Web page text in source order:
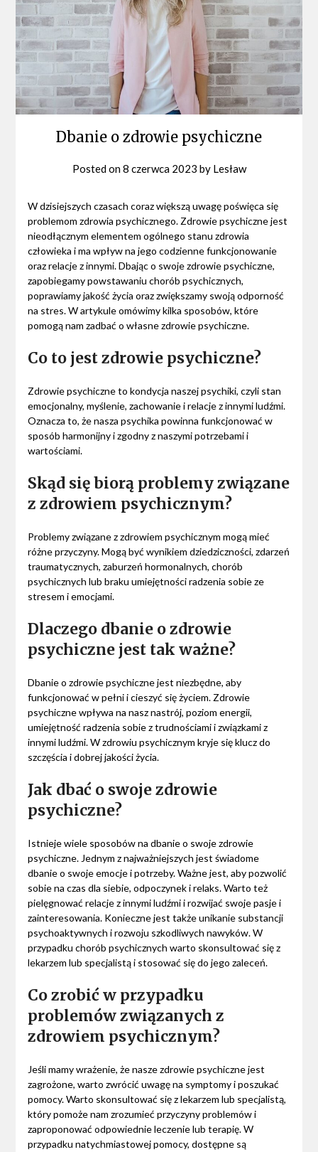
Dbanie o zdrowie psychiczne
Posted on8 czerwca 2023 by Lesław
W dzisiejszych czasach coraz większą uwagę poświęca się
problemom zdrowia psychicznego. Zdrowie psychiczne jest
nieodłącznym elementem ogólnego stanu zdrowia
człowieka i ma wpływ na jego codzienne funkcjonowanie
oraz relacje z innymi. Dbając o swoje zdrowie psychiczne,
zapobiegamy powstawaniu chorób psychicznych,
poprawiamy jakość życia oraz zwiększamy swoją odporność
na stres. W artykule omówimy kilka sposobów, które
pomogą nam zadbać o własne zdrowie psychiczne.
Co to jest zdrowie psychiczne?
Zdrowie psychiczne to kondycja naszej psychiki, czyli stan
emocjonalny, myślenie, zachowanie i relacje z innymi ludźmi.
Oznacza to, że nasza psychika powinna funkcjonować w
sposób harmonijny i zgodny z naszymi potrzebami i
wartościami.
Skąd się biorą problemy związane
z zdrowiem psychicznym?
Problemy związane z zdrowiem psychicznym mogą mieć
różne przyczyny. Mogą być wynikiem dziedziczności, zdarzeń
traumatycznych, zaburzeń hormonalnych, chorób
psychicznych lub braku umiejętności radzenia sobie ze
stresem i emocjami.
Dlaczego dbanie o zdrowie
psychiczne jest tak ważne?
Dbanie o zdrowie psychiczne jest niezbędne, aby
funkcjonować w pełni i cieszyć się życiem. Zdrowie
psychiczne wpływa na nasz nastrój, poziom energii,
umiejętność radzenia sobie z trudnościami i związkami z
innymi ludźmi. W zdrowiu psychicznym kryje się klucz do
szczęścia i dobrej jakości życia.
Jak dbać o swoje zdrowie
psychiczne?
Istnieje wiele sposobów na dbanie o swoje zdrowie
psychiczne. Jednym z najważniejszych jest świadome
dbanie o swoje emocje i potrzeby. Ważne jest, aby pozwolić
sobie na czas dla siebie, odpoczynek i relaks. Warto też
pielęgnować relacje z innymi ludźmi i rozwijać swoje pasje i
zainteresowania. Konieczne jest także unikanie substancji
psychoaktywnych i rozwoju szkodliwych nawyków. W
przypadku chorób psychicznych warto skonsultować się z
lekarzem lub specjalistą i stosować się do jego zaleceń.
Co zrobić w przypadku
problemów związanych z
zdrowiem psychicznym?
Jeśli mamy wrażenie, że nasze zdrowie psychiczne jest
zagrożone, warto zwrócić uwagę na symptomy i poszukać
pomocy. Warto skonsultować się z lekarzem lub specjalistą,
który pomoże nam zrozumieć przyczyny problemów i
zaproponować odpowiednie leczenie lub terapię. W
przypadku natychmiastowej pomocy, dostępne są